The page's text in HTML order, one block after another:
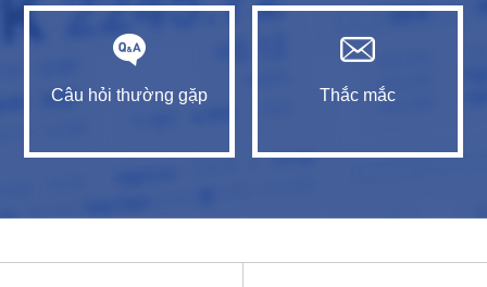
Câu hỏi thường gặp Thắc mắc